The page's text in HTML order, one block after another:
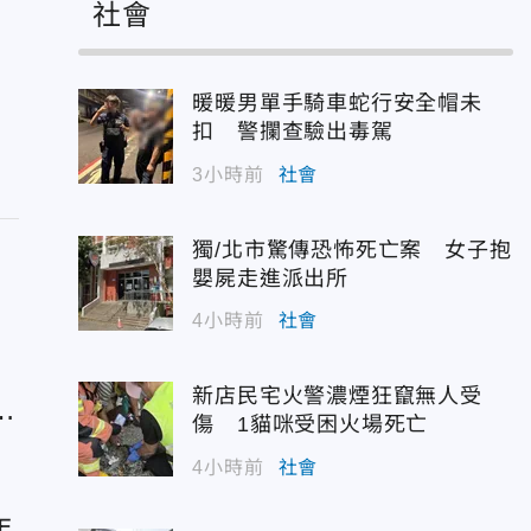
社會
暖暖男單手騎車蛇行安全帽未
扣 警攔查驗出毒駕
3小時前 社會
獨/北市驚傳恐怖死亡案 女子抱
嬰屍走進派出所
4小時前 社會
新店民宅火警濃煙狂竄無人受
傷 1貓咪受困火場死亡
4小時前 社會